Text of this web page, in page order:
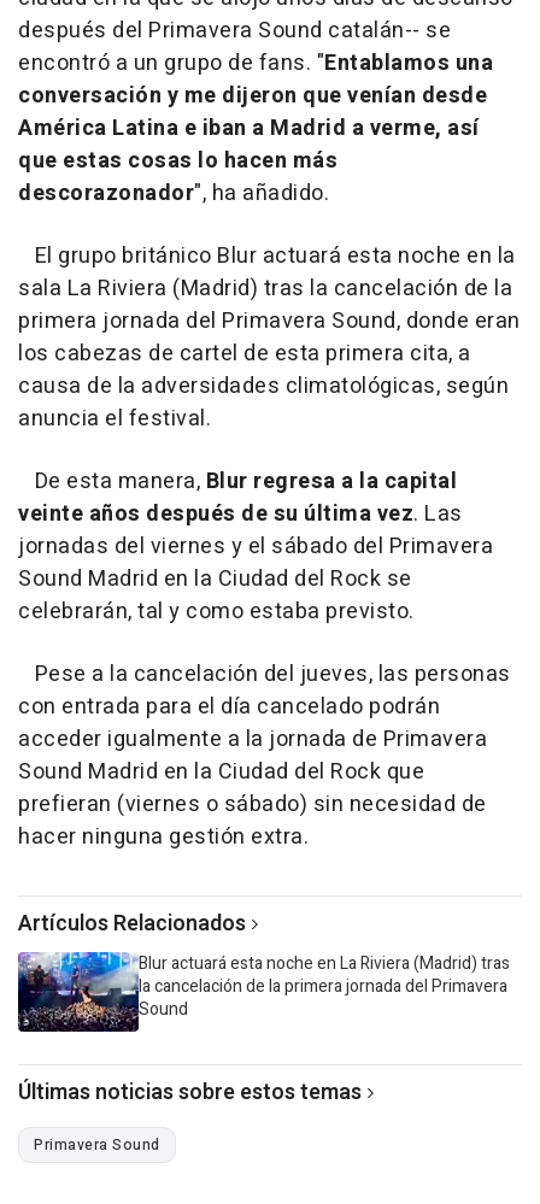
después del Primavera Sound catalán-- se
encontró a un grupo de fans. "Entablamos una
conversación y me dijeron que venían desde
América Latina e iban a Madrid a verme, así
que estas cosas lo hacen más
descorazonador", ha añadido.
El grupo británico Blur actuará esta noche en la
sala La Riviera (Madrid) tras la cancelación de la
primera jornada del Primavera Sound, donde eran
los cabezas de cartel de esta primera cita, a
causa de la adversidades climatológicas, según
anuncia el festival.
De esta manera, Blur regresa a la capital
veinte años después de su última vez. Las
jornadas del viernes y el sábado del Primavera
Sound Madrid en la Ciudad del Rock se
celebrarán, tal y como estaba previsto.
Pese a la cancelación del jueves, las personas
con entrada para el día cancelado podrán
acceder igualmente a la jornada de Primavera
Sound Madrid en la Ciudad del Rock que
prefieran (viernes o sábado) sin necesidad de
hacer ninguna gestión extra.
Artículos Relacionados
Blur actuará esta noche en La Riviera (Madrid) tras
la cancelación de la primera jornada del Primavera
Sound
Últimas noticias sobre estos temas
Primavera Sound